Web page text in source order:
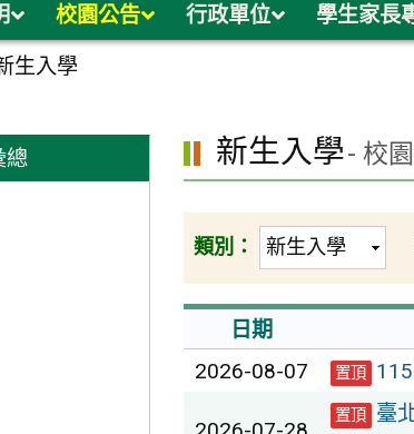
校園公告 行政單位 學生家長
生入學
總 新生入學- 校
類別：
日期
2026-08-07
置頂
置頂 臺